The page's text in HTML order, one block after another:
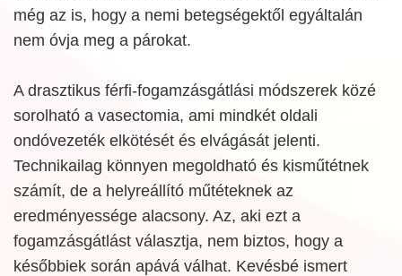
még az is, hogy a nemi betegségektől egyáltalán
nem óvja meg a párokat.
A drasztikus férfi-fogamzásgátlási módszerek közé
sorolható a vasectomia, ami mindkét oldali
ondóvezeték elkötését és elvágását jelenti.
Technikailag könnyen megoldható és kisműtétnek
számít, de a helyreállító műtéteknek az
eredményessége alacsony. Az, aki ezt a
fogamzásgátlást választja, nem biztos, hogy a
későbbiek során apává válhat. Kevésbé ismert